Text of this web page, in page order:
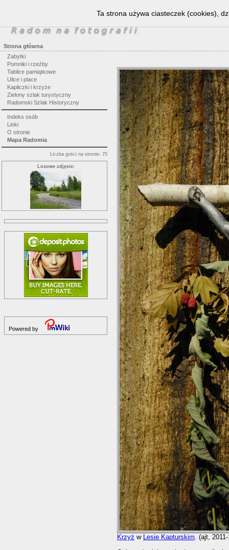
Strona główna
Zabytki
Pomniki i rzeźby
Tablice pamiątkowe
Ulice i place
Kapliczki i krzyże
Zielony szlak turystyczny
Radomski Szlak Historyczny
Indeks osób
Linki
O stronie
Mapa Radomia
Liczba gości na stronie: 75
Losowe zdjęcie:
Powered by
Krzyż w Lesie Kapturskim . (ajt,
Ta strona używa ciasteczek (cookies),